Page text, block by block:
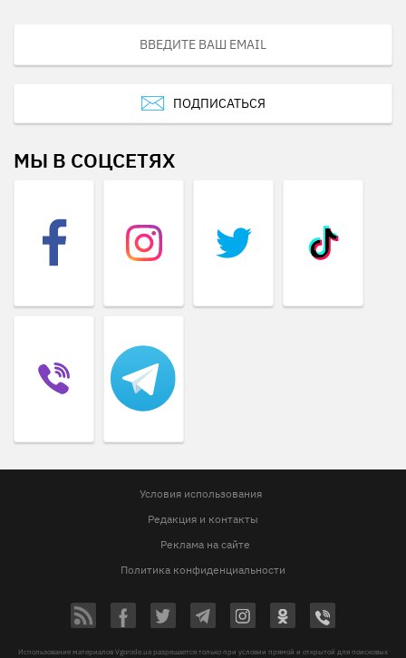
ПОДПИСАТЬСЯ
МЫ В СОЦСЕТЯХ
Условия использования
Редакция и контакты
Реклама на сайте
Политика конфиденциальности
Использование материалов Vgorode.ua разрешается только при условии прямой и открытой для поисковых